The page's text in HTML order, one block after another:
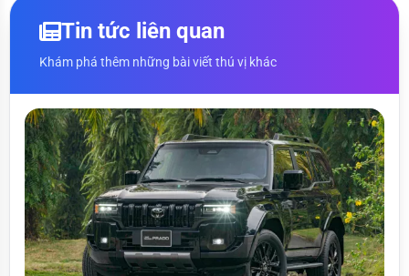
Tin tức liên quan
Khám phá thêm những bài viết thú vị khác